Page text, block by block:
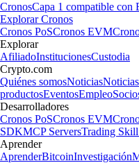
CronosCapa 1 compatible con
Explorar Cronos
Cronos PoSCronos EVM
Explorar
AfiliadoInstitucionesCustodia
Crypto.com
Quiénes somosNoticias
productosEventosEmpleo
Desarrolladores
Cronos PoSCronos EVM
SDKMCP ServersTrading
Aprender
AprenderBitcoinInvestigación